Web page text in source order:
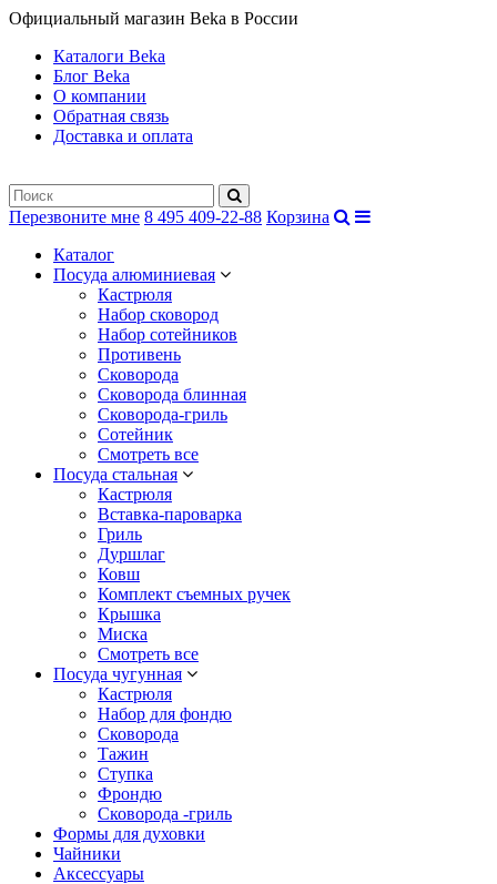
Официальный магазин Beka в России
Каталоги Beka
Блог Beka
О компании
Обратная связь
Доставка и оплата
Перезвоните мне 8 495 409-22-88 Корзина
Каталог
Посуда алюминиевая
Кастрюля
Набор сковород
Набор сотейников
Противень
Сковорода
Сковорода блинная
Сковорода-гриль
Сотейник
Смотреть все
Посуда стальная
Кастрюля
Вставка-пароварка
Гриль
Дуршлаг
Ковш
Комплект съемных ручек
Крышка
Миска
Смотреть все
Посуда чугунная
Кастрюля
Набор для фондю
Сковорода
Тажин
Ступка
Фрондю
Сковорода -гриль
Формы для духовки
Чайники
Аксессуары